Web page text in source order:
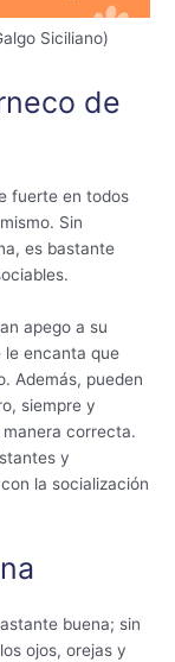
Siciliano)
de
fuerte en todos
Sin
es bastante
apego a su
le encanta que
Además, pueden
siempre y
correcta.
y
la socialización
buena; sin
ojos, orejas y